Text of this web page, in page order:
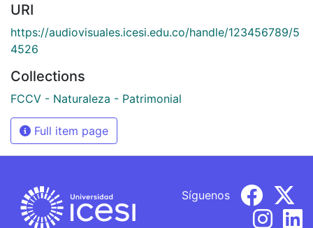
URI
https://audiovisuales.icesi.edu.co/handle/123456789/5
4526
Collections
FCCV - Naturaleza - Patrimonial
Full item page
Síguenos